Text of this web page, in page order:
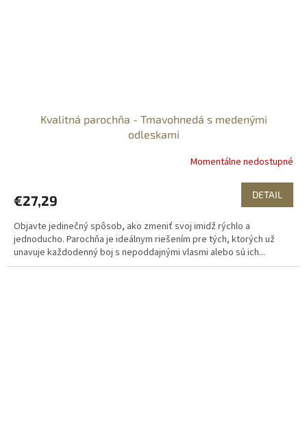
Kvalitná parochňa - Tmavohnedá s medenými
odleskami
Momentálne nedostupné
€27,29 DETAIL
Objavte jedinečný spôsob, ako zmeniť svoj imidž rýchlo a
jednoducho. Parochňa je ideálnym riešením pre tých, ktorých už
unavuje každodenný boj s nepoddajnými vlasmi alebo sú ich...